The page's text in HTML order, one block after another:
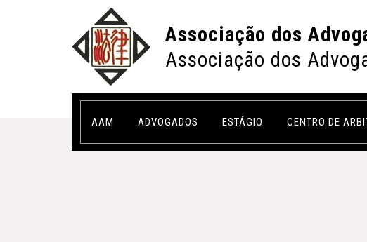
Associação dos
Associação dos
AAM ADVOGADOS ESTÁGIO CENTRO DE